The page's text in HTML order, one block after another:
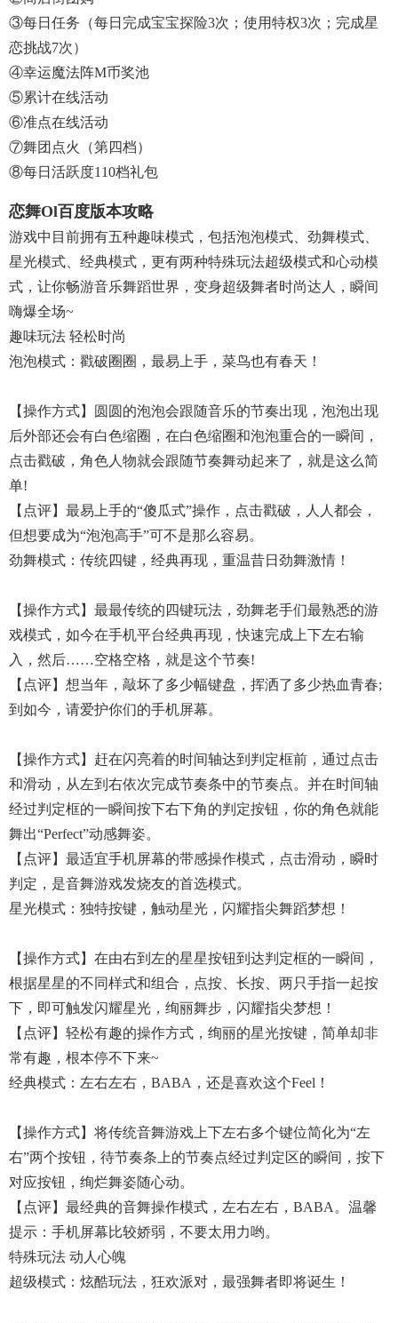
③每日任务（每日完成宝宝探险3次；使用特权3次；完成星
恋挑战7次）
④幸运魔法阵M币奖池
⑤累计在线活动
⑥准点在线活动
⑦舞团点火（第四档）
⑧每日活跃度110档礼包
恋舞ol百度版本攻略
游戏中目前拥有五种趣味模式，包括泡泡模式、劲舞模式、
星光模式、经典模式，更有两种特殊玩法超级模式和心动模
式，让你畅游音乐舞蹈世界，变身超级舞者时尚达人，瞬间
嗨爆全场~
趣味玩法 轻松时尚
泡泡模式：戳破圈圈，最易上手，菜鸟也有春天！
【操作方式】圆圆的泡泡会跟随音乐的节奏出现，泡泡出现
后外部还会有白色缩圈，在白色缩圈和泡泡重合的一瞬间，
点击戳破，角色人物就会跟随节奏舞动起来了，就是这么简
单!
【点评】最易上手的“傻瓜式”操作，点击戳破，人人都会，
但想要成为“泡泡高手”可不是那么容易。
劲舞模式：传统四键，经典再现，重温昔日劲舞激情！
【操作方式】最最传统的四键玩法，劲舞老手们最熟悉的游
戏模式，如今在手机平台经典再现，快速完成上下左右输
入，然后……空格空格，就是这个节奏!
【点评】想当年，敲坏了多少幅键盘，挥洒了多少热血青春;
到如今，请爱护你们的手机屏幕。
【操作方式】赶在闪亮着的时间轴达到判定框前，通过点击
和滑动，从左到右依次完成节奏条中的节奏点。并在时间轴
经过判定框的一瞬间按下右下角的判定按钮，你的角色就能
舞出“Perfect”动感舞姿。
【点评】最适宜手机屏幕的带感操作模式，点击滑动，瞬时
判定，是音舞游戏发烧友的首选模式。
星光模式：独特按键，触动星光，闪耀指尖舞蹈梦想！
【操作方式】在由右到左的星星按钮到达判定框的一瞬间，
根据星星的不同样式和组合，点按、长按、两只手指一起按
下，即可触发闪耀星光，绚丽舞步，闪耀指尖梦想！
【点评】轻松有趣的操作方式，绚丽的星光按键，简单却非
常有趣，根本停不下来~
经典模式：左右左右，BABA，还是喜欢这个feel！
【操作方式】将传统音舞游戏上下左右多个键位简化为“左
右”两个按钮，待节奏条上的节奏点经过判定区的瞬间，按下
对应按钮，绚烂舞姿随心动。
【点评】最经典的音舞操作模式，左右左右，BABA。温馨
提示：手机屏幕比较娇弱，不要太用力哟。
特殊玩法 动人心魄
超级模式：炫酷玩法，狂欢派对，最强舞者即将诞生！